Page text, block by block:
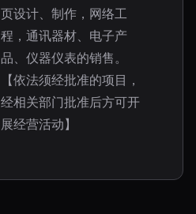
页设计、制作，网络工
程，通讯器材、电子产
品、仪器仪表的销售。
【依法须经批准的项目，
经相关部门批准后方可开
展经营活动】